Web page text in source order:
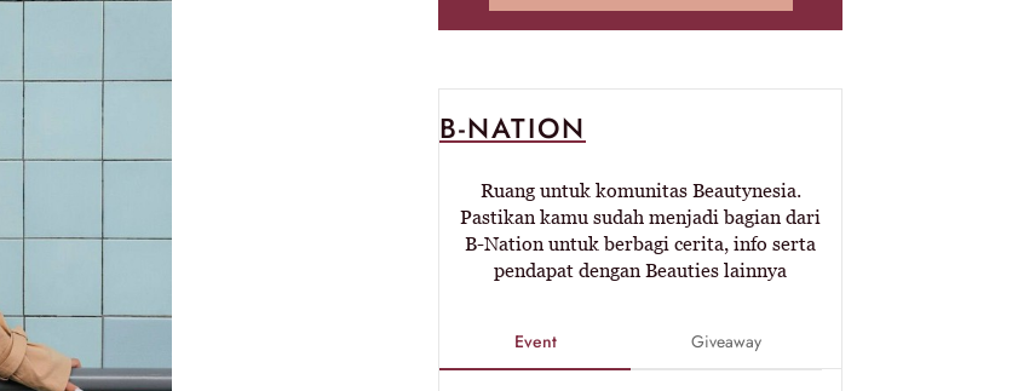
B-NATION
Ruang untuk komunitas Beautynesia.
Pastikan kamu sudah menjadi bagian dari
B-Nation untuk berbagi cerita, info serta
pendapat dengan Beauties lainnya
Event Giveaway